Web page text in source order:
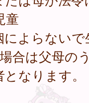
童
によらない
合は父母の
なります。